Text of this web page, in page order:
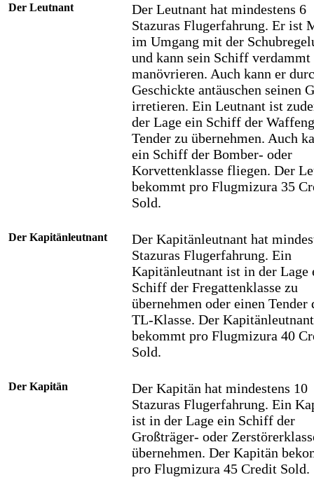
Der Leutnant
Der Leutnant hat mindestens 6
Stazuras Flugerfahrung. Er ist
im Umgang mit der
und kann sein Schiff verdammt
manövrieren. Auch kann er
Geschickte antäuschen seinen
irretieren. Ein Leutnant ist
der Lage ein Schiff der
Tender zu übernehmen. Auch
ein Schiff der Bomber- oder
Korvettenklasse fliegen. Der
bekommt pro Flugmizura 35
Sold.
Der Kapitänleutnant
Der Kapitänleutnant hat
Stazuras Flugerfahrung. Ein
Kapitänleutnant ist in der Lage
Schiff der Fregattenklasse zu
übernehmen oder einen Tender
TL-Klasse. Der Kapitänleutnant
bekommt pro Flugmizura 40
Sold.
Der Kapitän
Der Kapitän hat mindestens 10
Stazuras Flugerfahrung. Ein
ist in der Lage ein Schiff der
Großträger- oder
übernehmen. Der Kapitän
pro Flugmizura 45 Credit Sold.